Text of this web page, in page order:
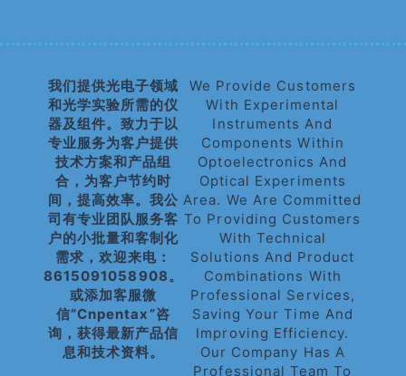
我们提供光电子领域
和光学实验所需的仪
器及组件。致力于以
专业服务为客户提供
技术方案和产品组
合，为客户节约时
间，提高效率。我公
司有专业团队服务客
户的小批量和客制化
需求，欢迎来电：
8615091058908。
或添加客服微
信“cnpentax”咨
询，获得最新产品信
息和技术资料。
We Provide Customers
With Experimental
Instruments And
Components Within
Optoelectronics And
Optical Experiments
Area. We Are Committed
To Providing Customers
With Technical
Solutions And Product
Combinations With
Professional Services,
Saving Your Time And
Improving Efficiency.
Our Company Has A
Professional Team To